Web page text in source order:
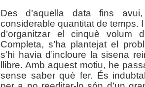
Des d’aquella data fins
considerable quantitat de temps.
d’organitzar el cinquè volum
Completa, s’ha plantejat el
s’hi havia d’incloure la sisena
llibre. Amb aquest motiu, he
sense saber què fer. És